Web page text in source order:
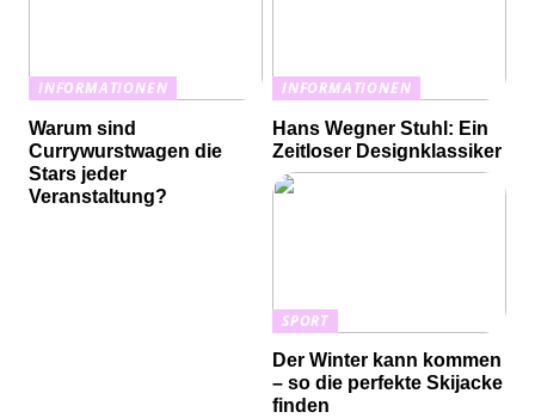
INFORMATIONEN
Warum sind
Currywurstwagen die
Stars jeder
Veranstaltung?
INFORMATIONEN
Hans Wegner Stuhl: Ein
Zeitloser Designklassiker
SPORT
Der Winter kann kommen
– so die perfekte Skijacke
finden